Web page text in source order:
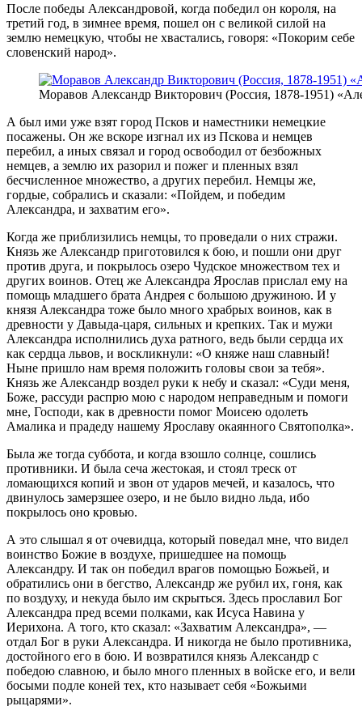
После победы Александровой, когда победил он короля, на
третий год, в зимнее время, пошел он с великой силой на
землю немецкую, чтобы не хвастались, говоря: «Покорим себе
словенский народ».
Моравов Александр Викторович (Россия, 1878-1951)
А был ими уже взят город Псков и наместники немецкие
посажены. Он же вскоре изгнал их из Пскова и немцев
перебил, а иных связал и город освободил от безбожных
немцев, а землю их разорил и пожег и пленных взял
бесчисленное множество, а других перебил. Немцы же,
гордые, собрались и сказали: «Пойдем, и победим
Александра, и захватим его».
Когда же приблизились немцы, то проведали о них стражи.
Князь же Александр приготовился к бою, и пошли они друг
против друга, и покрылось озеро Чудское множеством тех и
других воинов. Отец же Александра Ярослав прислал ему на
помощь младшего брата Андрея с большою дружиною. И у
князя Александра тоже было много храбрых воинов, как в
древности у Давыда-царя, сильных и крепких. Так и мужи
Александра исполнились духа ратного, ведь были сердца их
как сердца львов, и воскликнули: «О княже наш славный!
Ныне пришло нам время положить головы свои за тебя».
Князь же Александр воздел руки к небу и сказал: «Суди меня,
Боже, рассуди распрю мою с народом неправедным и помоги
мне, Господи, как в древности помог Моисею одолеть
Амалика и прадеду нашему Ярославу окаянного Святополка».
Была же тогда суббота, и когда взошло солнце, сошлись
противники. И была сеча жестокая, и стоял треск от
ломающихся копий и звон от ударов мечей, и казалось, что
двинулось замерзшее озеро, и не было видно льда, ибо
покрылось оно кровью.
А это слышал я от очевидца, который поведал мне, что видел
воинство Божие в воздухе, пришедшее на помощь
Александру. И так он победил врагов помощью Божьей, и
обратились они в бегство, Александр же рубил их, гоня, как
по воздуху, и некуда было им скрыться. Здесь прославил Бог
Александра пред всеми полками, как Исуса Навина у
Иерихона. А того, кто сказал: «Захватим Александра», —
отдал Бог в руки Александра. И никогда не было противника,
достойного его в бою. И возвратился князь Александр с
победою славною, и было много пленных в войске его, и вели
босыми подле коней тех, кто называет себя «Божьими
рыцарями».